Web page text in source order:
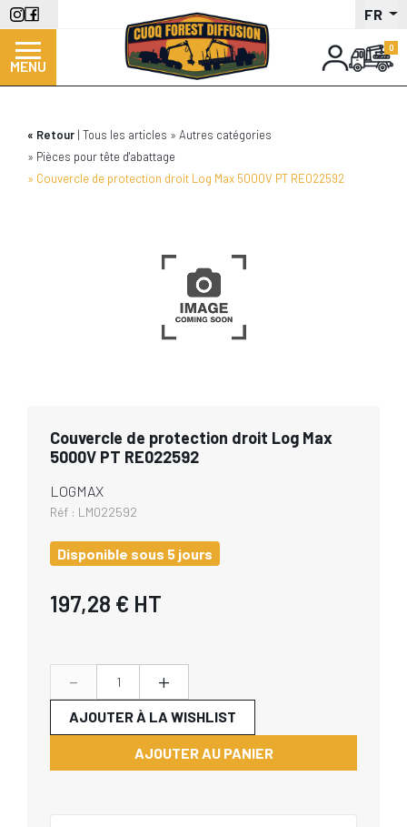
Aller
au
contenu
principal
FR
MENU
Retour Tous les articles
Autres catégories
Pièces pour tête d'abattage
Couvercle de protection droit Log Max 5000V PT RE022592
Couvercle de protection droit Log Max
5000V PT RE022592
LOGMAX
Réf : LM022592
Disponible sous 5 jours
197,28 € HT
- +
AJOUTER AU PANIER
AJOUTER À LA WISHLIST